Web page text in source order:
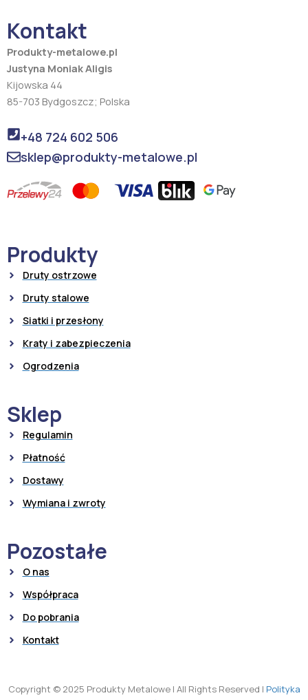
k a
m
Kontakt
Produkty-metalowe.pl
Justyna Moniak Aligis
Kijowska 44
85-703 Bydgoszcz; Polska
+48 724 602 506
sklep@produkty-metalowe.pl
Produkty
Druty ostrzowe
Druty stalowe
Siatki i przesłony
Kraty i zabezpieczenia
Ogrodzenia
Sklep
Regulamin
Płatność
Dostawy
Wymiana i zwroty
Pozostałe
O nas
Współpraca
Do pobrania
Kontakt
Copyright © 2025 Produkty Metalowe | All Rights Reserved | Polityka